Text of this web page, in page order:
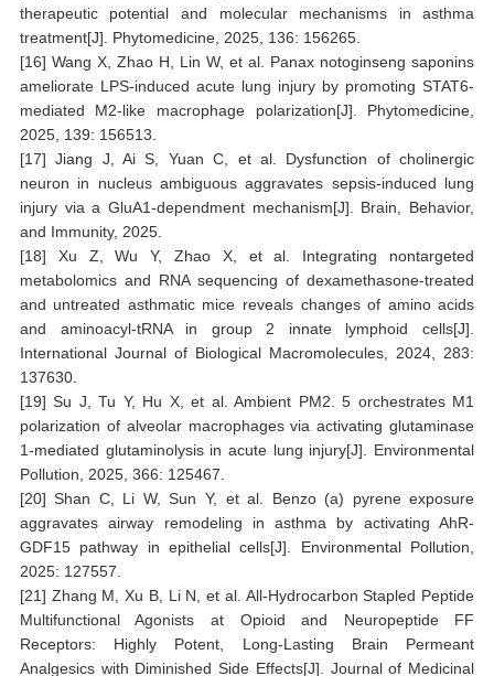
therapeutic potential and molecular mechanisms in asthma
treatment[J]. Phytomedicine, 2025, 136: 156265.
[16] Wang X, Zhao H, Lin W, et al. Panax notoginseng saponins
ameliorate LPS-induced acute lung injury by promoting STAT6-
mediated M2-like macrophage polarization[J]. Phytomedicine,
2025, 139: 156513.
[17] Jiang J, Ai S, Yuan C, et al. Dysfunction of cholinergic
neuron in nucleus ambiguous aggravates sepsis-induced lung
injury via a GluA1-dependment mechanism[J]. Brain, Behavior,
and Immunity, 2025.
[18] Xu Z, Wu Y, Zhao X, et al. Integrating nontargeted
metabolomics and RNA sequencing of dexamethasone-treated
and untreated asthmatic mice reveals changes of amino acids
and aminoacyl-tRNA in group 2 innate lymphoid cells[J].
International Journal of Biological Macromolecules, 2024, 283:
137630.
[19] Su J, Tu Y, Hu X, et al. Ambient PM2. 5 orchestrates M1
polarization of alveolar macrophages via activating glutaminase
1-mediated glutaminolysis in acute lung injury[J]. Environmental
Pollution, 2025, 366: 125467.
[20] Shan C, Li W, Sun Y, et al. Benzo (a) pyrene exposure
aggravates airway remodeling in asthma by activating AhR-
GDF15 pathway in epithelial cells[J]. Environmental Pollution,
2025: 127557.
[21] Zhang M, Xu B, Li N, et al. All-Hydrocarbon Stapled Peptide
Multifunctional Agonists at Opioid and Neuropeptide FF
Receptors: Highly Potent, Long-Lasting Brain Permeant
Analgesics with Diminished Side Effects[J]. Journal of Medicinal